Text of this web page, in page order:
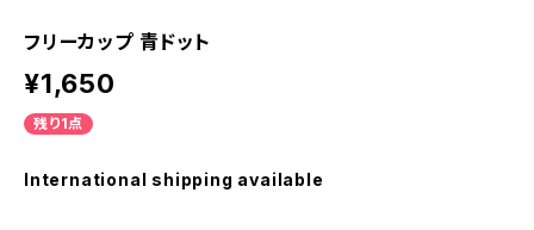
フリーカップ 青ドット
¥1,650
残り1点
International shipping available